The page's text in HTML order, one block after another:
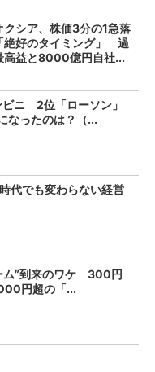
クシア、株価3分の1急落
絶好のタイミング」 過
高益と8000億円自社...
ニ 2位「ローソン」
なったのは？（...
代でも変わらない経営
ム”到来のワケ 300円
円超の「...